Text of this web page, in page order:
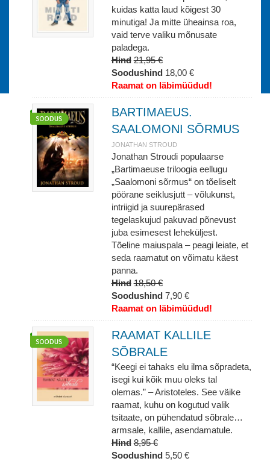
kuidas katta laud kõigest 30
minutiga! Ja mitte üheainsa roa,
vaid terve valiku mõnusate
paladega.
Hind 21,95 €
Soodushind 18,00 €
Raamat on läbimüüdud!
BARTIMAEUS.
SAALOMONI SÕRMUS
JONATHAN STROUD
Jonathan Stroudi populaarse
„Bartimaeuse triloogia eellugu
„Saalomoni sõrmus“ on tõeliselt
pöörane seiklusjutt – võlukunst,
intriigid ja suurepärased
tegelaskujud pakuvad põnevust
juba esimesest leheküljest.
Tõeline maiuspala – peagi leiate, et
seda raamatut on võimatu käest
panna.
Hind 18,50 €
Soodushind 7,90 €
Raamat on läbimüüdud!
RAAMAT KALLILE
SÕBRALE
“Keegi ei tahaks elu ilma sõpradeta,
isegi kui kõik muu oleks tal
olemas.” – Aristoteles. See väike
raamat, kuhu on kogutud valik
tsitaate, on pühendatud sõbrale…
armsale, kallile, asendamatule.
Hind 8,95 €
Soodushind 5,50 €